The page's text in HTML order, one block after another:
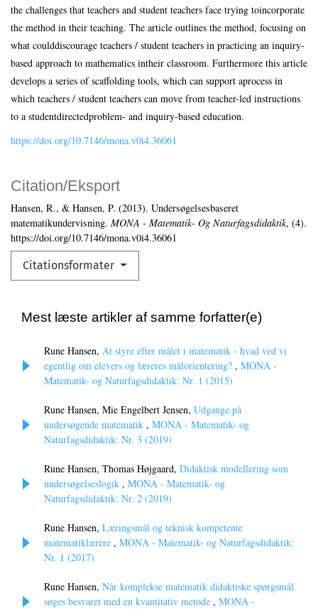
Citation/Eksport
Hansen, R., & Hansen, P. (2013). Undersøgelsesbaseret
matematikundervisning. MONA - Matematik- Og Naturfagsdidaktik, (4).
https://doi.org/10.7146/mona.v0i4.36061
Citationsformater
the challenges that teachers and student teachers face trying toincorporate
the method in their teaching. The article outlines the method, focusing on
what coulddiscourage teachers / student teachers in practicing an inquiry-
based approach to mathematics intheir classroom. Furthermore this article
develops a series of scaffolding tools, which can support aprocess in
which teachers / student teachers can move from teacher-led instructions
to a studentdirectedproblem- and inquiry-based education.
https://doi.org/10.7146/mona.v0i4.36061
Mest læste artikler af samme forfatter(e)
Rune Hansen, At styre efter målet i matematik - hvad ved vi
egentlig om elevers og læreres målorientering? , MONA -
Matematik- og Naturfagsdidaktik: Nr. 1 (2015)
Rune Hansen, Mie Engelbert Jensen, Udgange på
undersøgende matematik , MONA - Matematik- og
Naturfagsdidaktik: Nr. 3 (2019)
Rune Hansen, Thomas Højgaard, Didaktisk modellering som
undersøgelseslogik , MONA - Matematik- og
Naturfagsdidaktik: Nr. 2 (2019)
Rune Hansen, Læringsmål og teknisk kompetente
matematiklærere , MONA - Matematik- og Naturfagsdidaktik:
Nr. 1 (2017)
Rune Hansen, Når komplekse matematik didaktiske spørgsmål
søges besvaret med en kvantitativ metode , MONA -